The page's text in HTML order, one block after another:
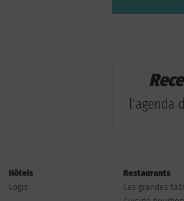
l'agenda
Hôtels
Logis
Restaurants
Les grandes